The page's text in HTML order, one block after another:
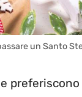
un Santo
preferiscono